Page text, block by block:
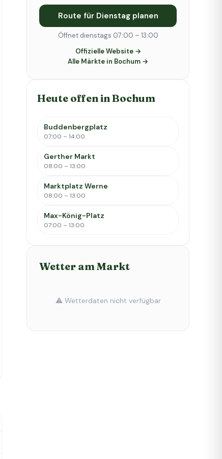
Route für Dienstag planen
Öffnet dienstags 07:00 – 13:00
Offizielle Website →
Alle Märkte in Bochum →
Heute offen in Bochum
Buddenbergplatz
07:00 – 14:00
Gerther Markt
08:00 – 13:00
Marktplatz Werne
08:00 – 13:00
Max-König-Platz
07:00 – 13:00
Wetter am Markt
⚠️ Wetterdaten nicht verfügbar